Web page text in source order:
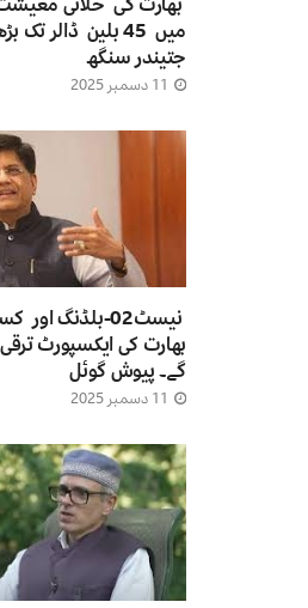
میں 45 بلین ڈالر
جتیندر سنگھ
نیسٹ02-بلڈنگ
بھارت کی ایکسپورٹ
گے۔ پیوش گوئل